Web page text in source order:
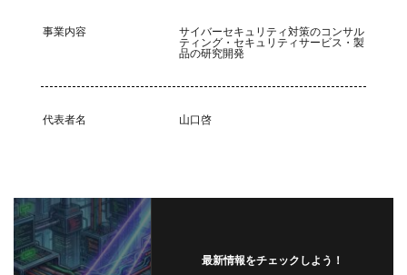
事業内容
サイバーセキュリティ対策のコンサル
ティング・セキュリティサービス・製
品の研究開発
代表者名 山口啓
最新情報をチェックしよう！